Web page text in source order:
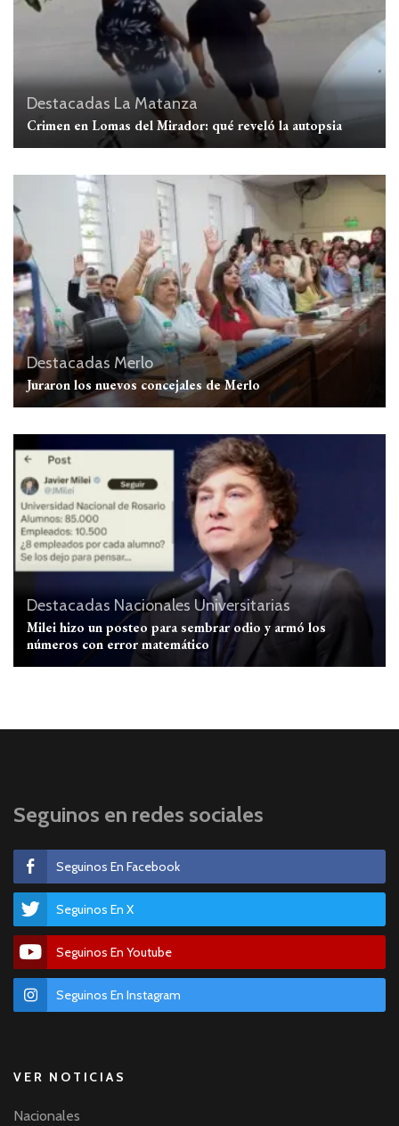
Destacadas La Matanza
Crimen en Lomas del Mirador: qué reveló la autopsia
Destacadas Merlo
Juraron los nuevos concejales de Merlo
Destacadas Nacionales Universitarias
Milei hizo un posteo para sembrar odio y armó los
números con error matemático
Seguinos en redes sociales
Seguinos En Facebook
Seguinos En X
Seguinos En Youtube
Seguinos En Instagram
VER NOTICIAS
Nacionales